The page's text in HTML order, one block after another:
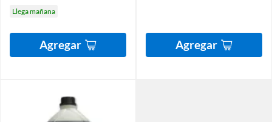
Llega mañana
Agregar Agregar